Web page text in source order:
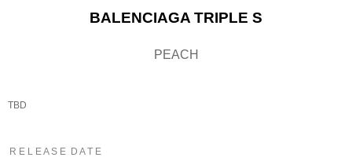
BALENCIAGA TRIPLE S
PEACH
TBD
R E L E A S E D A T E